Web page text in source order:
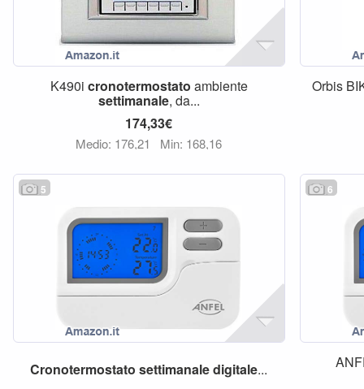
K490i cronotermostato ambiente
settimanale, da...
174,33€
Medio: 176,21 Min: 168,16
Orbis
5
Cronotermostato settimanaledigitale...
6